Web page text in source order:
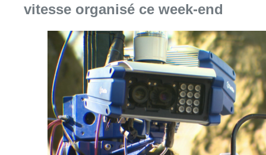
vitesse organisé ce week-end